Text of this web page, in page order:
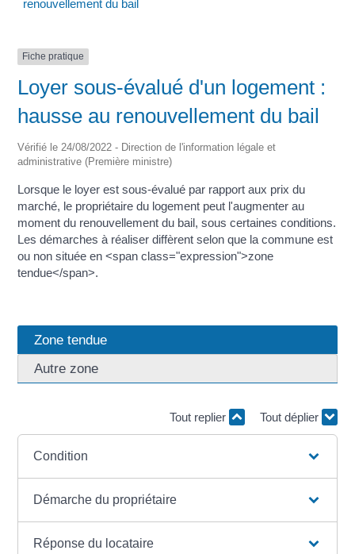
renouvellement du bail
Fiche pratique
Loyer sous-évalué d'un logement :
hausse au renouvellement du bail
Vérifié le 24/08/2022 - Direction de l'information légale et
administrative (Première ministre)
Lorsque le loyer est sous-évalué par rapport aux prix du
marché, le propriétaire du logement peut l'augmenter au
moment du renouvellement du bail, sous certaines conditions.
Les démarches à réaliser diffèrent selon que la commune est
ou non située en <span class="expression">zone
tendue</span>.
Zone tendue
Autre zone
Tout replier Tout déplier
Condition
Démarche du propriétaire
Réponse du locataire